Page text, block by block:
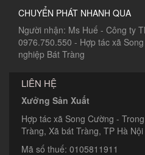
CHUYỂN PHÁT NHANH QUA
Người nhận: Ms Huế - Công ty
0976.750.550 - Hợp tác xã
nghiệp Bát Tràng
LIÊN HỆ
Xưởng Sản Xuất
Hợp tác xã Song Cường -
Tràng, Xã bát Tràng, TP Hà Nội
Mã số thuế: 0105811911